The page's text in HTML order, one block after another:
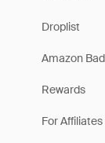
Droplist
Amazon
Rewards
For Affiliates